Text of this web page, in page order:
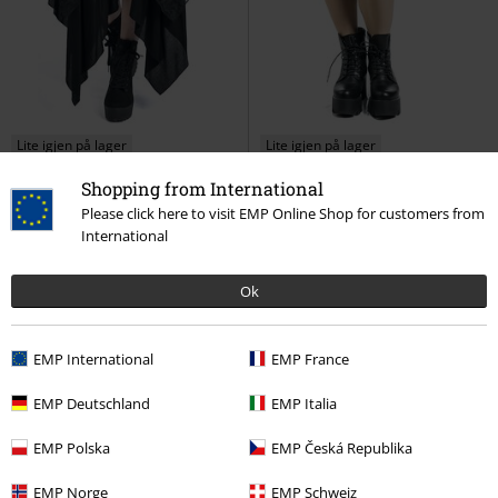
Shopping from International
Please click here to visit EMP Online Shop for customers from
International
Ok
EMP International EMP France
EMP Deutschland EMP Italia
EMP Polska EMP Česká Republika
EMP Norge EMP Schweiz
Lite igjen på lager
kr 1.109,00
Skjørt med Lag
Gothicana by
Middellangt skjørt
Lite igjen på lager
kr 479,00
Skjørt med gjennomsiktige